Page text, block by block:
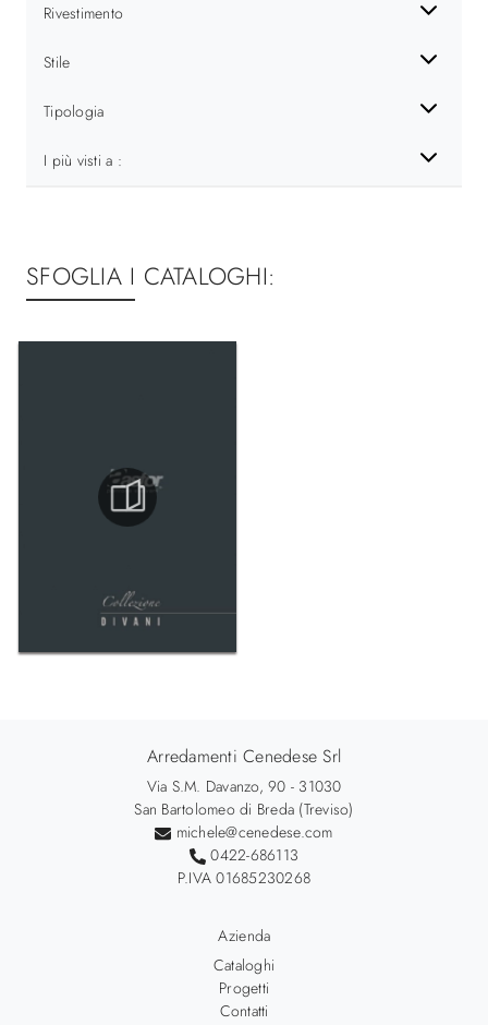
Rivestimento
Stile
Tipologia
I più visti a :
SFOGLIA I CATALOGHI:
Arredamenti Cenedese Srl
Via S.M. Davanzo, 90 - 31030
San Bartolomeo di Breda (Treviso)
michele@cenedese.com
0422-686113
P.IVA 01685230268
Azienda
Cataloghi
Progetti
Contatti